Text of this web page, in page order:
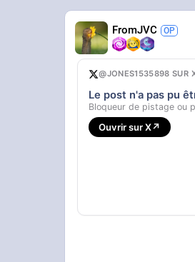
FromJVC
@JONES1535898 SUR
Le post n'a pas pu
Bloqueur de pistage ou
Ouvrir sur X↗